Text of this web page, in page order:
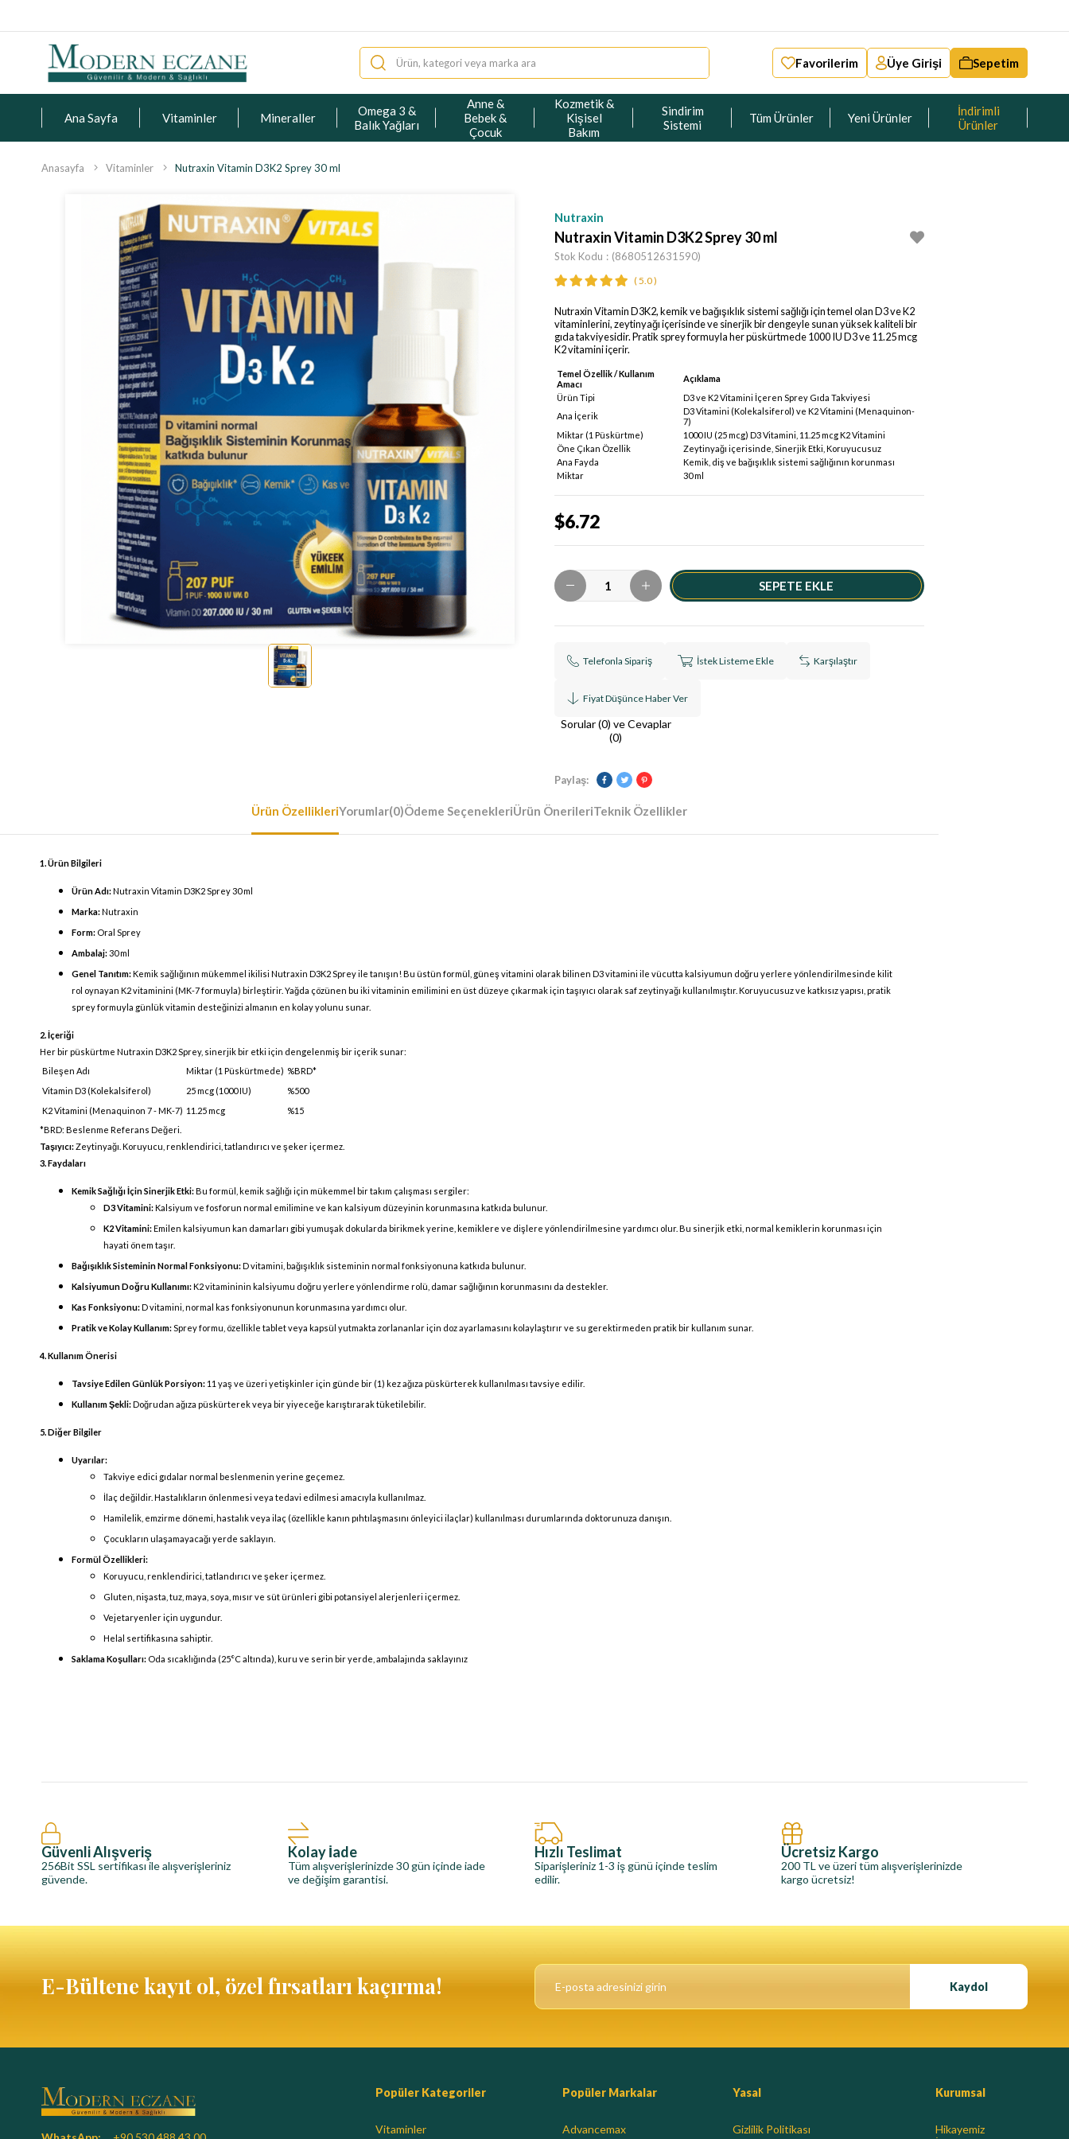
Favorilerim Üye Girişi Sepetim
Ana Sayfa Vitaminler Mineraller
Omega 3 &
Balık Yağları
Anne &
Bebek &
Çocuk
Kozmetik &
Kişisel
Bakım
Sindirim
Sistemi
Tüm Ürünler Yeni Ürünler
İndirimli
Ürünler
Anasayfa Vitaminler Nutraxin Vitamin D3K2 Sprey 30 ml
Nutraxin
Nutraxin Vitamin D3K2 Sprey 30 ml
Stok Kodu (8680512631590)
5.0
Nutraxin Vitamin D3K2, kemik ve bağışıklık sistemi sağlığı için temel olan D3 ve K2
vitaminlerini, zeytinyağı içerisinde ve sinerjik bir dengeyle sunan yüksek kaliteli bir
gıda takviyesidir. Pratik sprey formuyla her püskürtmede 1000 IU D3 ve 11.25 mcg
K2 vitamini içerir.
Temel Özellik / Kullanım
Amacı
Açıklama
Ürün Tipi
D3 ve K2 Vitamini İçeren Sprey Gıda Takviyesi
Ana İçerik
D3 Vitamini (Kolekalsiferol) ve K2 Vitamini (Menaquinon-
7)
Miktar (1 Püskürtme)
1000 IU (25 mcg) D3 Vitamini, 11.25 mcg K2 Vitamini
Öne Çıkan Özellik
Zeytinyağı içerisinde, Sinerjik Etki, Koruyucusuz
Ana Fayda
Kemik, diş ve bağışıklık sistemi sağlığının korunması
Miktar
30 ml
$6.72
Telefonla Sipariş İstek Listeme Ekle Karşılaştır
Fiyat Düşünce Haber Ver
Sorular (0) ve Cevaplar
(0)
Paylaş:
Ürün ÖzellikleriYorumlar(0)Ödeme SeçenekleriÜrün ÖnerileriTeknik Özellikler
1. Ürün Bilgileri
Ürün Adı:Nutraxin Vitamin D3K2 Sprey 30 ml
Marka:Nutraxin
Form: Oral Sprey
Ambalaj:30 ml
Genel Tanıtım:Kemik sağlığının mükemmel ikilisi Nutraxin D3K2 Sprey ile tanışın! Bu üstün formül, güneş vitamini olarak bilinen D3 vitamini ile vücutta kalsiyumun doğru yerlere yönlendirilmesinde kilit
rol oynayan K2 vitaminini (MK-7 formuyla) birleştirir. Yağda çözünen bu iki vitaminin emilimini en üst düzeye çıkarmak için taşıyıcı olarak saf zeytinyağı kullanılmıştır. Koruyucusuz ve katkısız yapısı, pratik
sprey formuyla günlük vitamin desteğinizi almanın en kolay yolunu sunar.
2. İçeriği
Her bir püskürtme Nutraxin D3K2 Sprey, sinerjik bir etki için dengelenmiş bir içerik sunar:
Bileşen Adı
Miktar (1 Püskürtmede) %BRD*
Vitamin D3 (Kolekalsiferol)
25 mcg (1000 IU)
%500
K2 Vitamini (Menaquinon 7 - MK-7) 11.25 mcg
%15
*BRD: Beslenme Referans Değeri.
Taşıyıcı:Zeytinyağı. Koruyucu, renklendirici, tatlandırıcı ve şeker içermez.
3. Faydaları
Kemik Sağlığı İçin Sinerjik Etki:Bu formül, kemik sağlığı için mükemmel bir takım çalışması sergiler:
D3 Vitamini:Kalsiyum ve fosforun normal emilimine ve kan kalsiyum düzeyinin korunmasına katkıda bulunur.
K2 Vitamini:Emilen kalsiyumun kan damarları gibi yumuşak dokularda birikmek yerine, kemiklere ve dişlere yönlendirilmesine yardımcı olur. Bu sinerjik etki, normal kemiklerin korunması için
hayati önem taşır.
Bağışıklık Sisteminin Normal Fonksiyonu:D vitamini, bağışıklık sisteminin normal fonksiyonuna katkıda bulunur.
Kalsiyumun Doğru Kullanımı:K2 vitamininin kalsiyumu doğru yerlere yönlendirme rolü, damar sağlığının korunmasını da destekler.
Kas Fonksiyonu:D vitamini, normal kas fonksiyonunun korunmasına yardımcı olur.
Pratik ve Kolay Kullanım: Sprey formu, özellikle tablet veya kapsül yutmakta zorlananlar için doz ayarlamasını kolaylaştırır ve su gerektirmeden pratik bir kullanım sunar.
4. Kullanım Önerisi
Tavsiye Edilen Günlük Porsiyon: 11 yaş ve üzeri yetişkinler için günde bir (1) kez ağıza püskürterek kullanılması tavsiye edilir.
Kullanım Şekli:Doğrudan ağıza püskürterek veya bir yiyeceğe karıştırarak tüketilebilir.
5. Diğer Bilgiler
Uyarılar:
Takviye edici gıdalar normal beslenmenin yerine geçemez.
İlaç değildir. Hastalıkların önlenmesi veya tedavi edilmesi amacıyla kullanılmaz.
Hamilelik, emzirme dönemi, hastalık veya ilaç (özellikle kanın pıhtılaşmasını önleyici ilaçlar) kullanılması durumlarında doktorunuza danışın.
Çocukların ulaşamayacağı yerde saklayın.
Formül Özellikleri:
Koruyucu, renklendirici, tatlandırıcı ve şeker içermez.
Gluten, nişasta, tuz, maya, soya, mısır ve süt ürünleri gibi potansiyel alerjenleri içermez.
Vejetaryenler için uygundur.
Helal sertifikasına sahiptir.
Saklama Koşulları: Oda sıcaklığında (25°C altında), kuru ve serin bir yerde, ambalajında saklayınız
Güvenli Alışveriş
256Bit SSL sertifikası ile alışverişleriniz
güvende.
Kolay İade
Tüm alışverişlerinizde 30 gün içinde iade
ve değişim garantisi.
Hızlı Teslimat
Siparişleriniz 1-3 iş günü içinde teslim
edilir.
Ücretsiz Kargo
200 TL ve üzeri tüm alışverişlerinizde
kargo ücretsiz!
E-Bültene kayıt ol, özel fırsatları kaçırma! Kaydol
Popüler Kategoriler
Vitaminler
Popüler Markalar
Advancemax
Yasal
Gizlilik Politikası
Kurumsal
Hikayemiz